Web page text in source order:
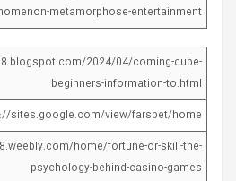
metamorphose-entertainment
2024/04/coming-cube-
beginners-information-to.html
sites.google.com/view/farsbet/home
home/fortune-or-skill-the-
psychology-behind-casino-games